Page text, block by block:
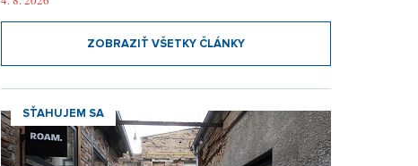
ZOBRAZIŤ VŠETKY ČLÁNKY
SŤAHUJEM SA